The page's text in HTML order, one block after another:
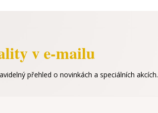
v e-mailu
přehled o novinkách a speciálních akcích.